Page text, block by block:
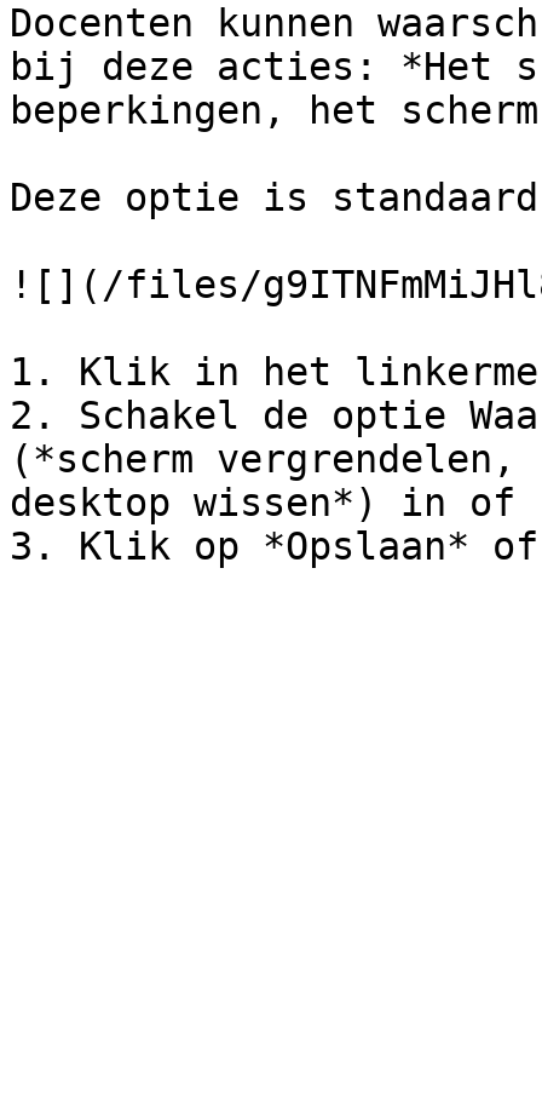
Docenten kunnen
bij deze acties: *Het
beperkingen, het
Deze optie is
![](/files/
1. Klik in het
2. Schakel de optie
(*scherm vergrendelen,
desktop wissen*) in